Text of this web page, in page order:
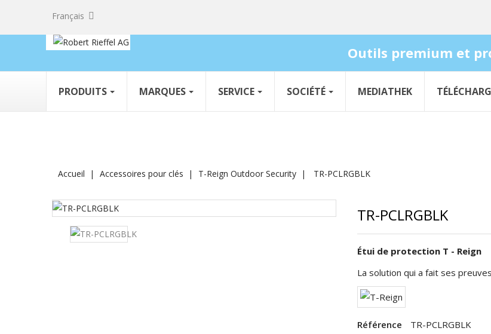
Français
Outils premium et
PRODUITS MARQUES SERVICE SOCIÉTÉ MEDIATHEK
Accueil Accessoires pour clés T-Reign Outdoor Security TR-PCLRGBLK
TR-PCLRGBLK
Étui de protection T - Reign
La solution qui a fait ses
Référence
TR-PCLRGBLK